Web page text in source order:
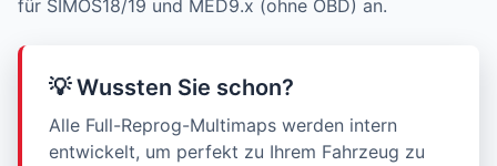
für SIMOS18/19 und MED9.x (ohne OBD) an.
💡 Wussten Sie schon?
Alle Full-Reprog-Multimaps werden intern
entwickelt, um perfekt zu Ihrem Fahrzeug zu